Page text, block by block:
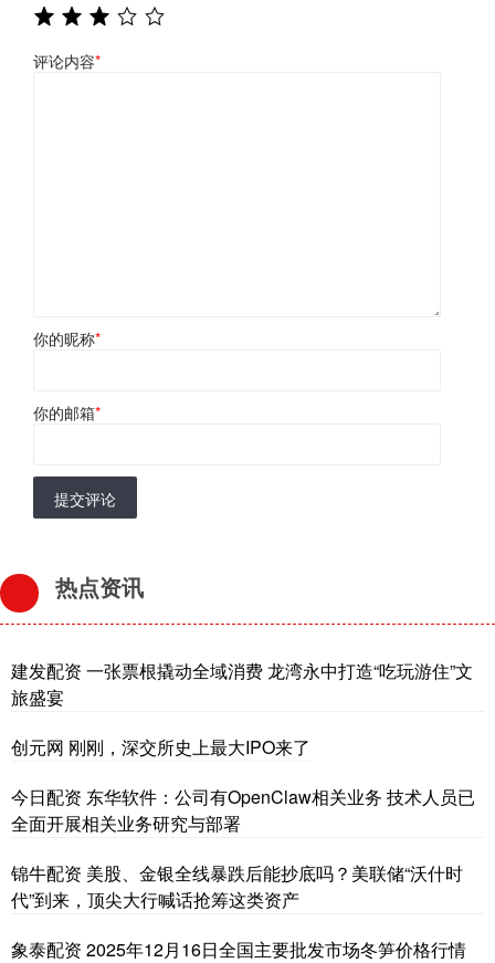
评论内容*
你的昵称*
你的邮箱*
提交评论
热点资讯
建发配资 一张票根撬动全域消费 龙湾永中打造“吃玩游住”文
旅盛宴
创元网 刚刚，深交所史上最大IPO来了
今日配资 东华软件：公司有OpenClaw相关业务 技术人员已
全面开展相关业务研究与部署
锦牛配资 美股、金银全线暴跌后能抄底吗？美联储“沃什时
代”到来，顶尖大行喊话抢筹这类资产
象泰配资 2025年12月16日全国主要批发市场冬笋价格行情